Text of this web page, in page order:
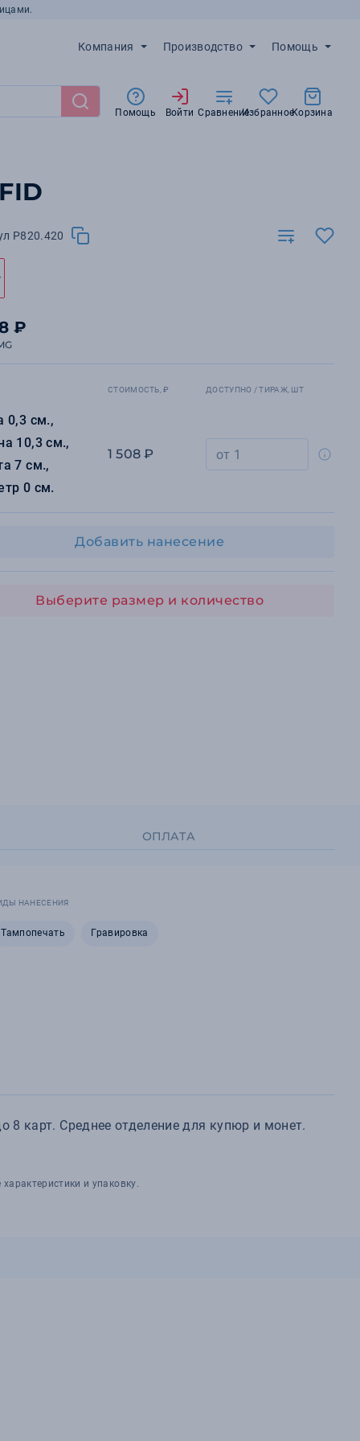
Компания Производство Помощь
Помощь Войти СравнениеИзбранноеКорзина
P820.420
₽
СТОИМОСТЬ, ₽ ДОСТУПНО / ТИРАЖ, ШТ
0,3 см.,
10,3 см.,
7 см.,
0 см.
1 508 ₽
Добавить нанесение
Выберите размер и количество
ОПЛАТА
НАНЕСЕНИЯ
Тампопечать Гравировка
8 карт. Среднее отделение для купюр и монет.
и упаковку.